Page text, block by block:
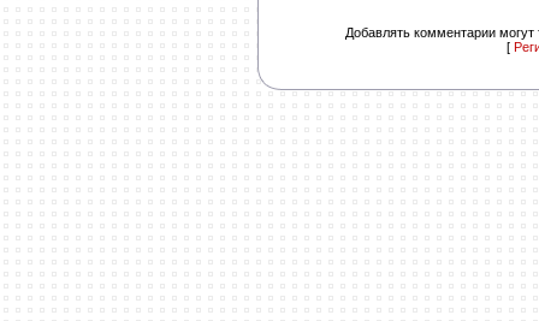
Добавлять комментарии могут
[